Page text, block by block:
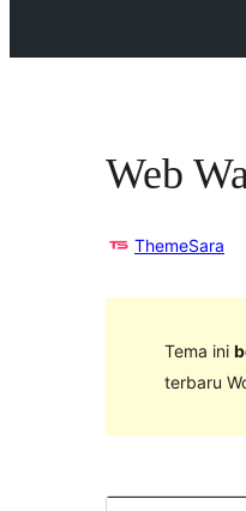
Web
ThemeSara
Tema ini
terbaru